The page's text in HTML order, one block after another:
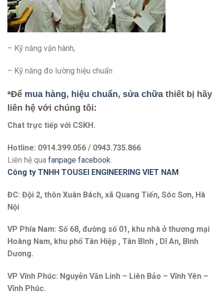
– Kỹ năng vận hành,
– Kỹ năng đo lường hiệu chuẩn
*Để mua hàng, hiệu chuẩn, sửa chữa thiết bị hãy
liên hệ với chúng tôi:
Chat trực tiếp với CSKH.
Hotline: 0914.399.056 / 0943.735.866
Liên hệ qua fanpage facebook.
Công ty TNHH TOUSEI ENGINEERING VIET NAM
ĐC: Đội 2, thôn Xuân Bách, xã Quang Tiến, Sóc Sơn, Hà
Nội
VP Phía Nam: Số 68, đường số 01, khu nhà ở thương mại
Hoàng Nam, khu phố Tân Hiệp , Tân Bình , Dĩ An, Bình
Dương.
VP Vĩnh Phúc: Nguyễn Văn Linh – Liên Bảo – Vĩnh Yên –
Vĩnh Phúc.